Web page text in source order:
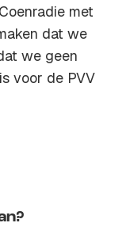
met
dat we
we geen
voor de PVV